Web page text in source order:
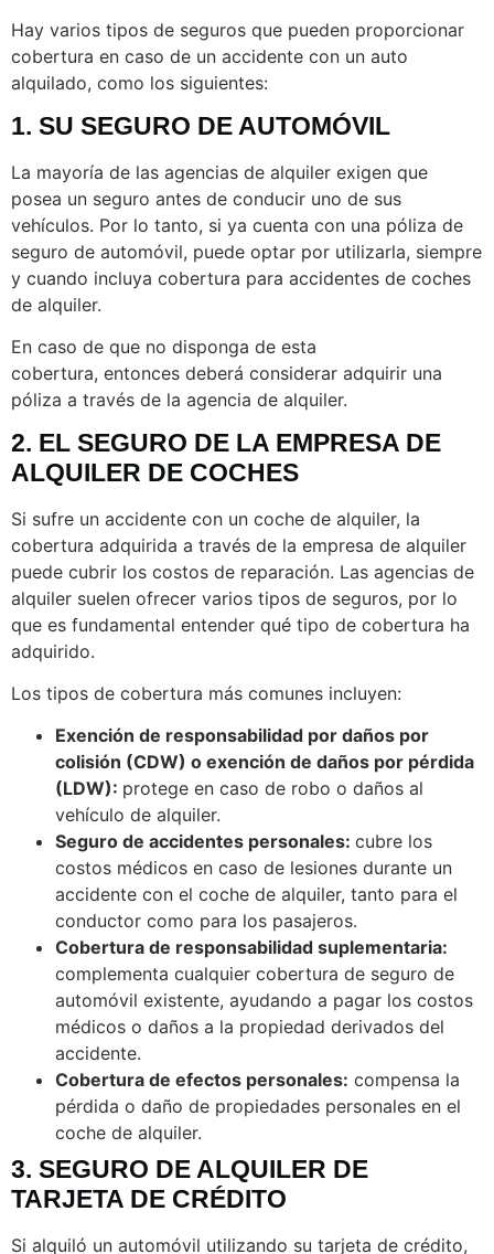
Hay varios tipos de seguros que pueden proporcionar
cobertura en caso de un accidente con un auto
alquilado, como los siguientes:
1. SU SEGURO DE AUTOMÓVIL
La mayoría de las agencias de alquiler exigen que
posea un seguro antes de conducir uno de sus
vehículos. Por lo tanto, si ya cuenta con una póliza de
seguro de automóvil, puede optar por utilizarla, siempre
y cuando incluya cobertura para accidentes de coches
de alquiler.
En caso de que no disponga de esta
cobertura, entonces deberá considerar adquirir una
póliza a través de la agencia de alquiler.
2. EL SEGURO DE LA EMPRESA DE
ALQUILER DE COCHES
Si sufre un accidente con un coche de alquiler, la
cobertura adquirida a través de la empresa de alquiler
puede cubrir los costos de reparación. Las agencias de
alquiler suelen ofrecer varios tipos de seguros, por lo
que es fundamental entender qué tipo de cobertura ha
adquirido.
Los tipos de cobertura más comunes incluyen:
Exención de responsabilidad por daños por
colisión (CDW) o exención de daños por pérdida
(LDW): protege en caso de robo o daños al
vehículo de alquiler.
Seguro de accidentes personales: cubre los
costos médicos en caso de lesiones durante un
accidente con el coche de alquiler, tanto para el
conductor como para los pasajeros.
Cobertura de responsabilidad suplementaria:
complementa cualquier cobertura de seguro de
automóvil existente, ayudando a pagar los costos
médicos o daños a la propiedad derivados del
accidente.
Cobertura de efectos personales: compensa la
pérdida o daño de propiedades personales en el
coche de alquiler.
3. SEGURO DE ALQUILER DE
TARJETA DE CRÉDITO
Si alquiló un automóvil utilizando su tarjeta de crédito,